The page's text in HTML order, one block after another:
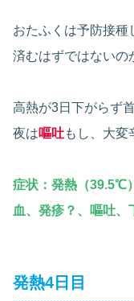
おたふくは予防接種
済むはずではないの
高熱が3日下がらず
夜は嘔吐もし、大変
症状：発熱（39.5℃
血、発疹？ 、嘔吐、
発熱4日目